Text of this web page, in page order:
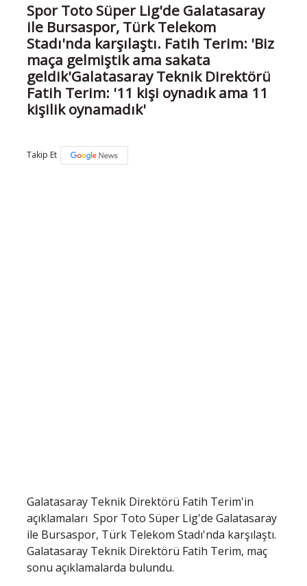
Spor Toto Süper Lig'de Galatasaray
ile Bursaspor, Türk Telekom
Stadı'nda karşılaştı. Fatih Terim: 'Biz
maça gelmiştik ama sakata
geldik'Galatasaray Teknik Direktörü
Fatih Terim: '11 kişi oynadık ama 11
kişilik oynamadık'
Takip Et
Galatasaray Teknik Direktörü Fatih Terim'in
açıklamaları Spor Toto Süper Lig'de Galatasaray
ile Bursaspor, Türk Telekom Stadı'nda karşılaştı.
Galatasaray Teknik Direktörü Fatih Terim, maç
sonu açıklamalarda bulundu.